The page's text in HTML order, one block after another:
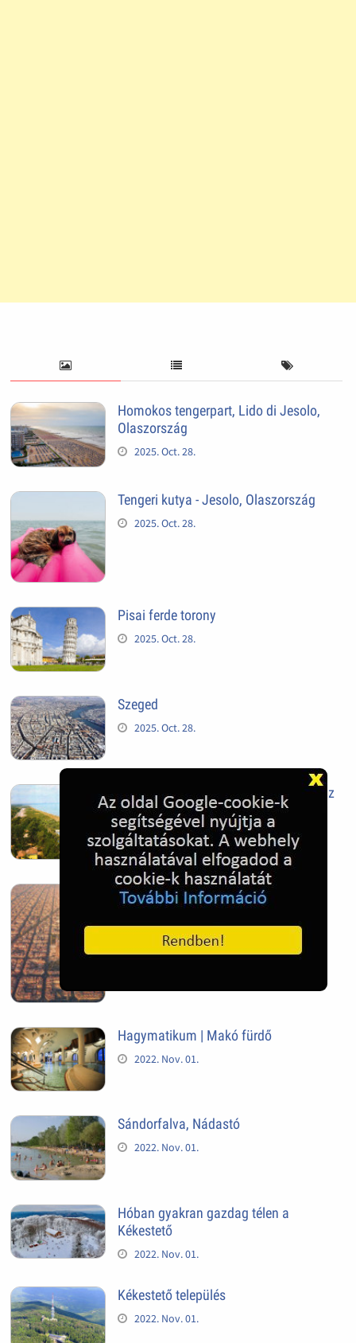
Homokos tengerpart, Lido di Jesolo,
Olaszország
2025. Oct. 28.
Tengeri kutya - Jesolo, Olaszország
2025. Oct. 28.
Pisai ferde torony
2025. Oct. 28.
Szeged
2025. Oct. 28.
Siófok, mielőtt beépült az Aranypart az
1970-es évek elején
2024. Nov. 17.
Barcelona, Spanyolország
Hagymatikum | Makó fürdő
2022. Nov. 01.
Sándorfalva, Nádastó
2022. Nov. 01.
Hóban gyakran gazdag télen a
Kékestető
2022. Nov. 01.
Kékestető település
2022. Nov. 01.